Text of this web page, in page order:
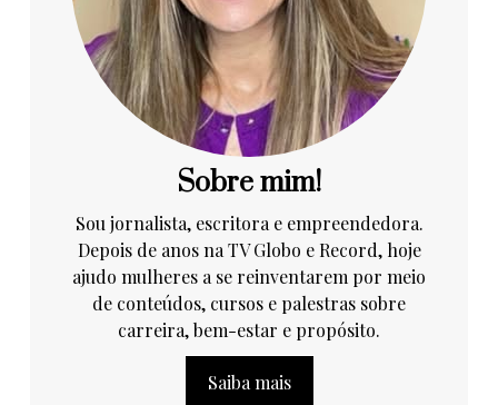
Sobre mim!
Sou jornalista, escritora e empreendedora.
Depois de anos na TV Globo e Record, hoje
ajudo mulheres a se reinventarem por meio
de conteúdos, cursos e palestras sobre
carreira, bem-estar e propósito.
Saiba mais